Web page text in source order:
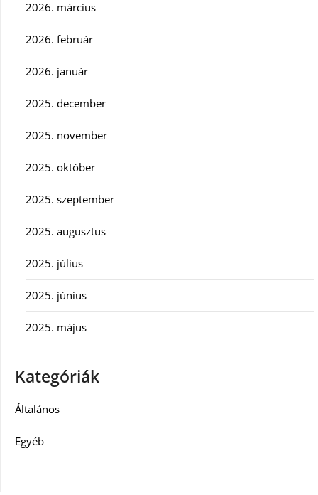
2026. március
2026. február
2026. január
2025. december
2025. november
2025. október
2025. szeptember
2025. augusztus
2025. július
2025. június
2025. május
Kategóriák
Általános
Egyéb